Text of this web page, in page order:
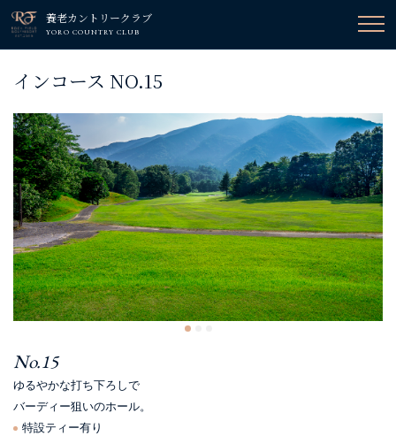
養老カントリークラブ
YORO COUNTRY CLUB
インコース NO.15
No.15
ゆるやかな打ち下ろしで
バーディー狙いのホール。
特設ティー有り